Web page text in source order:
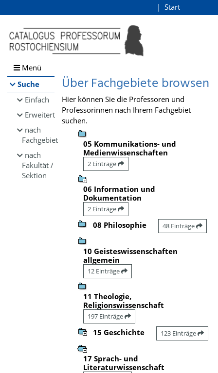
Browsen
direkt zum Inhalt
Start
Menü
Suche
Einfach
Erweitert
nach
Fachgebiet
nach
Fakultät /
Sektion
Über Fachgebiete browsen
Hier können Sie die Professoren und
Professorinnen nach Ihrem Fachgebiet
suchen.
05 Kommunikations- und
Medienwissenschaften
2 Einträge
06 Information und
Dokumentation
2 Einträge
08 Philosophie 48 Einträge
10 Geisteswissenschaften
allgemein
12 Einträge
11 Theologie,
Religionswissenschaft
197 Einträge
15 Geschichte 123 Einträge
17 Sprach- und
Literaturwissenschaft